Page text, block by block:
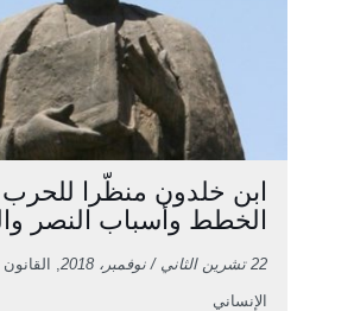
ابن خلدون منظّرا
الخطط وأسباب النصر
22 تشرين الثاني / نوفمبر، 2018 , القانون
الإنساني